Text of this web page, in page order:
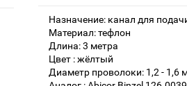
Назначение: канал для
Материал: тефлон
Длина: 3 метра
Цвет : жёлтый
Диаметр проволоки: 1,2 - 1,6